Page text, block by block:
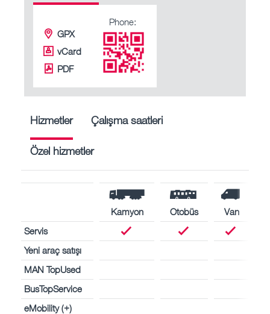
GPX
vCard
PDF
Phone:
Hizmetler Çalışma saatleri
Özel hizmetler
Kamyon Otobüs
Van
Servis
Yeni araç satışı
MAN TopUsed
BusTopService
eMobility (+)